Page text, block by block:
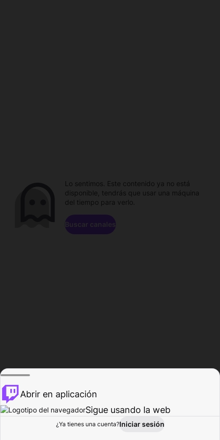
Explorar Actividad
Lo sentimos. Este contenido ya no está
disponible, tendrás que usar una máquina
del tiempo para verlo.
Buscar canales
Abrir en aplicación
Sigue usando la web
¿Ya tienes una cuenta?Iniciar sesión